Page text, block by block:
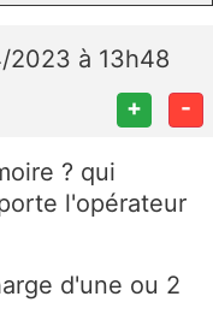
2023 à 13h48
+ -
? qui
l'opérateur
d'une ou 2